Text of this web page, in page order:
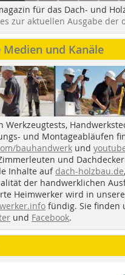
für das Dach- und
zur aktuellen Ausgabe der
und Kanäle
Werkzeugtests,
und Montageabläufen
bauhandwerk und
und
Inhalte auf dach-holzbau.de
der handwerklichen
Heimwerker wird in
fündig. Sie finden
und Facebook.